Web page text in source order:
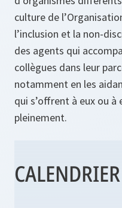
culture de
l’inclusion et la non-
des agents qui
collègues dans leur
notamment en les
qui s’offrent à eux ou à
pleinement.